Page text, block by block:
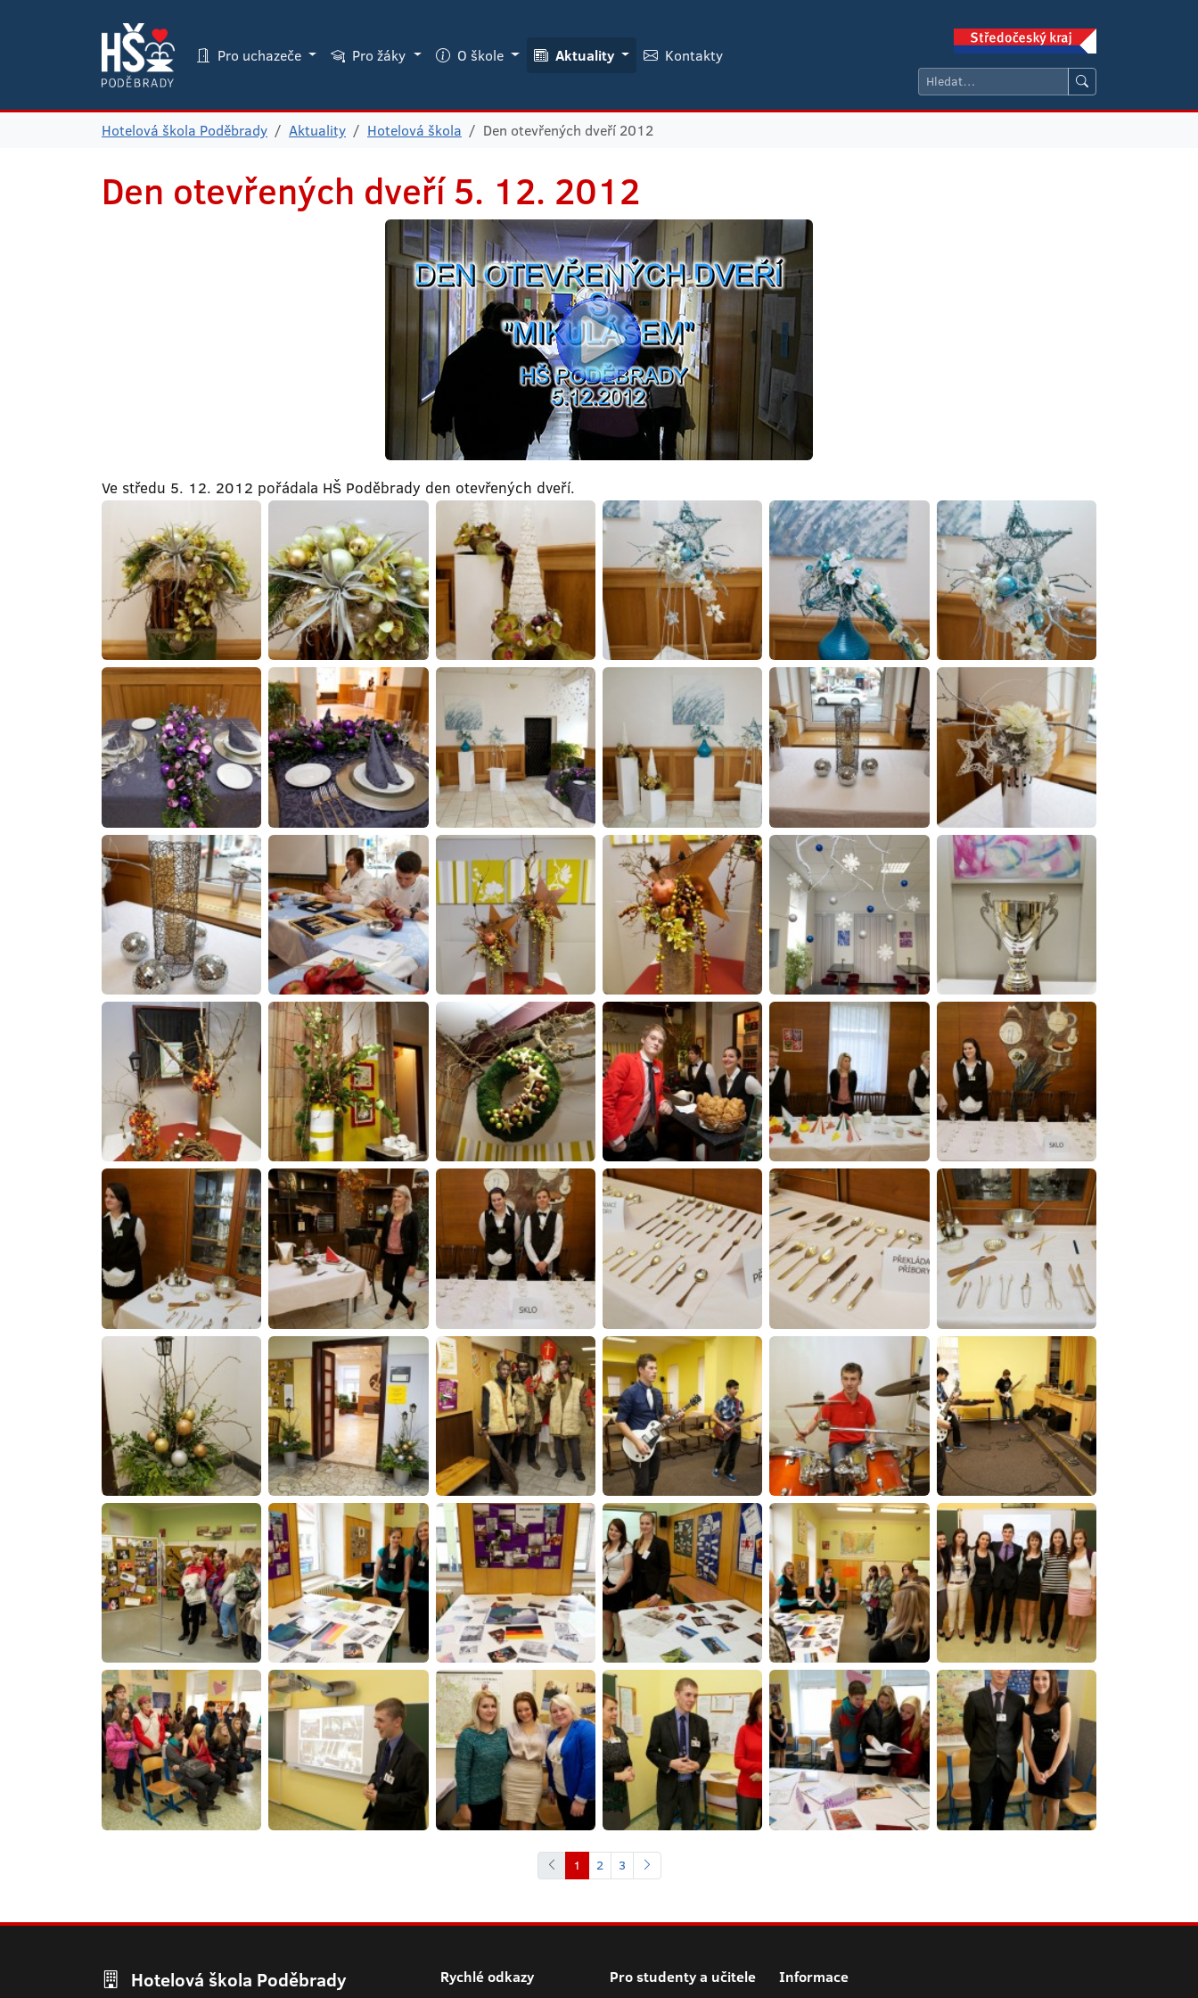
Pro uchazeče Pro žáky O škole Aktuality Kontakty
Hotelová škola Poděbrady Aktuality Hotelová škola Den otevřených dveří 2012
Den otevřených dveří5. 12. 2012
Ve středu 5. 12. 2012 pořádala HŠ Poděbrady den otevřených dveří.
1 2 3
Hotelová škola Poděbrady Rychlé odkazy Pro studenty a učitele Informace